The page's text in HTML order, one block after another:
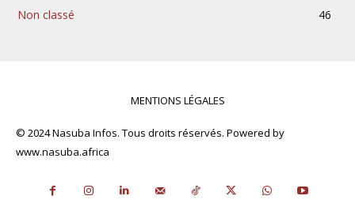
Non classé
46
MENTIONS LÉGALES
© 2024 Nasuba Infos. Tous droits réservés. Powered by
www.nasuba.africa